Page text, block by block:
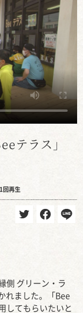
テラス」
回再生
側 グリーン・ラ
れました。「Bee
してもらいたいと